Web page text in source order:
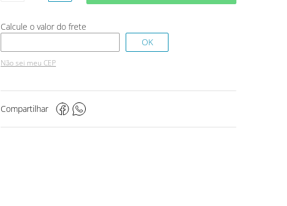
Não sei meu CEP
Compartilhar